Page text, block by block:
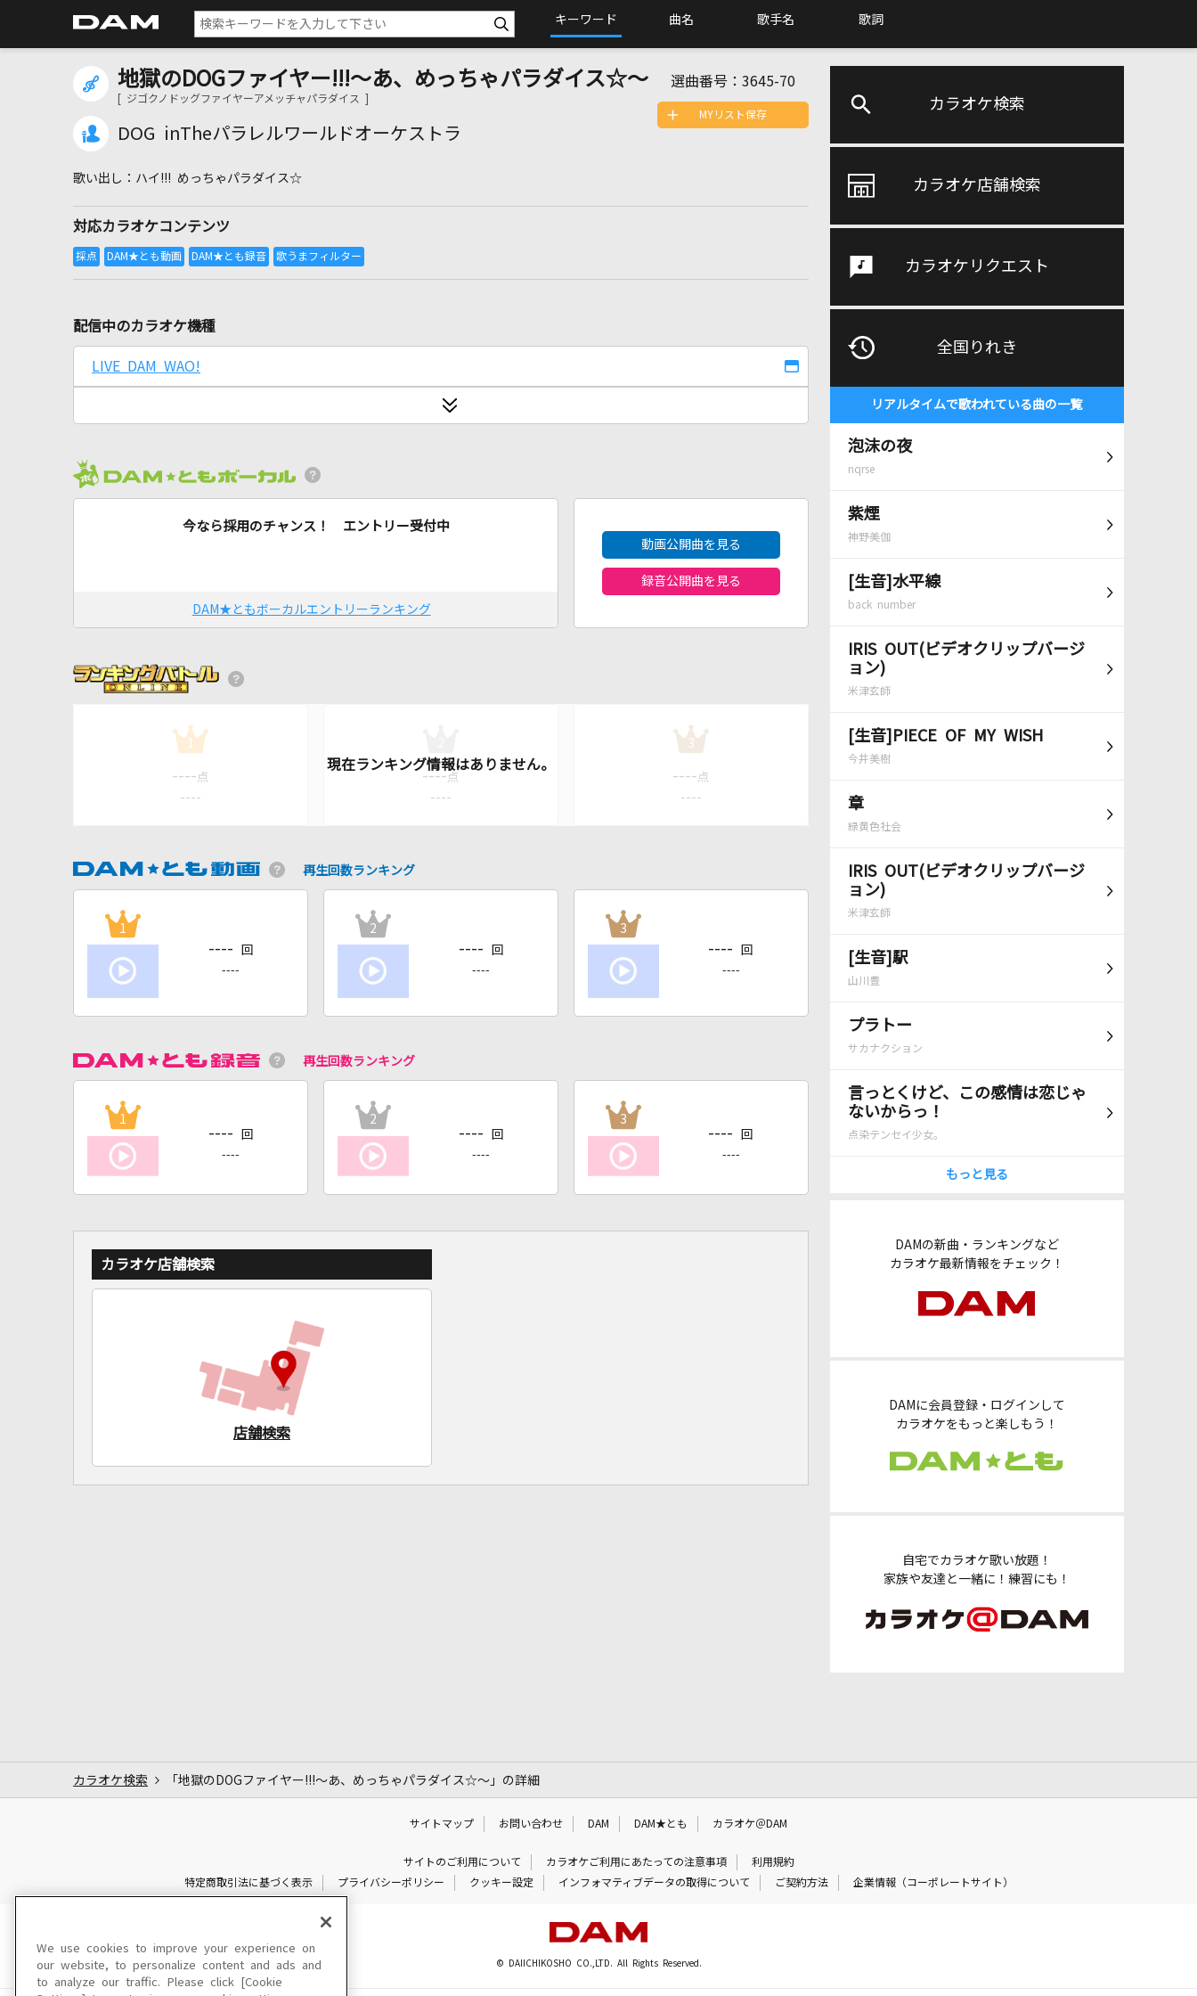
キーワード 曲名 歌手名 歌詞
カラオケ検索
カラオケ店舗検索
カラオケリクエスト
全国りれき
リアルタイムで歌われている曲の一覧
泡沫の夜
nqrse
紫煙
神野美伽
[生音]水平線
back number
IRIS OUT(ビデオクリップバージ
ョン)
米津玄師
[生音]PIECE OF MY WISH
今井美樹
章
緑黄色社会
IRIS OUT(ビデオクリップバージ
ョン)
米津玄師
[生音]駅
山川豊
プラトー
サカナクション
言っとくけど、この感情は恋じゃ
ないからっ！
点染テンセイ少女。
もっと見る
DAMの新曲・ランキングなど
カラオケ最新情報をチェック！
DAMに会員登録・ログインして
カラオケをもっと楽しもう！
自宅でカラオケ歌い放題！
家族や友達と一緒に！練習にも！
地獄のDOGファイヤー!!!～あ、めっちゃパラダイス☆～
[ ジゴクノドッグファイヤーアメッチャパラダイス ]
DOG inTheパラレルワールドオーケストラ
選曲番号： 3645-70
ハイ!!! めっちゃパラダイス☆
対応カラオケコンテンツ
MYリスト保存
配信中のカラオケ機種
LIVE DAM WAO!
今なら採用のチャンス！ エントリー受付中
DAM★ともボーカルエントリーランキング
動画公開曲を見る
録音公開曲を見る
1
---- 点
----
---- 点
----
3
---- 点
----
再生回数ランキング
1
---- 回
----
2
---- 回
----
3
---- 回
----
再生回数ランキング
1
---- 回
----
2
---- 回
----
3
---- 回
----
カラオケ店舗検索
店舗検索
カラオケ検索 「地獄のDOGファイヤー!!!～あ、めっちゃパラダイス☆～」の詳細
サイトマップ お問い合わせ DAM DAM★とも カラオケ＠DAM
サイトのご利用について カラオケご利用にあたっての注意事項
利用規約
特定商取引法に基づく表示
プライバシーポリシー クッキー設定 インフォマティブデータの取得について ご契約方法 企業情報（コーポレートサイト）
© DAIICHIKOSHO CO.,LTD. All Rights Reserved.
We use cookies to improve your experience on
our website, to personalize content and ads and
to analyze our traffic. Please click [Cookie